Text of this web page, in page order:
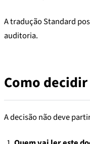
A tradução Standard
auditoria.
Como
A decisão não deve